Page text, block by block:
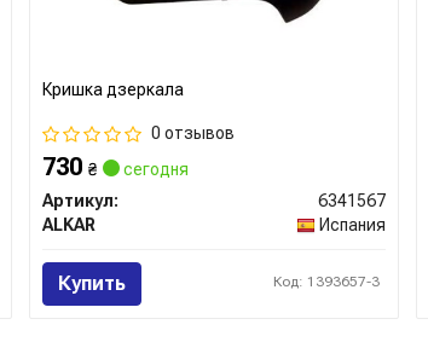
Кришка дзеркала
0 отзывов
730₴
сегодня
Артикул:
6341567
ALKAR
Испания
Купить Код: 1393657-3